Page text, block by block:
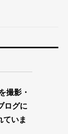
撮影・
ログに
ていま